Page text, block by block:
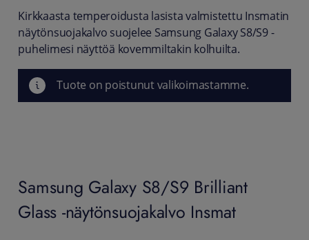
Kirkkaasta temperoidusta lasista valmistettu Insmatin
näytönsuojakalvo suojelee Samsung Galaxy S8/S9 -
puhelimesi näyttöä kovemmiltakin kolhuilta.
Tuote on poistunut valikoimastamme.
Samsung Galaxy S8/S9 Brilliant
Glass -näytönsuojakalvo Insmat